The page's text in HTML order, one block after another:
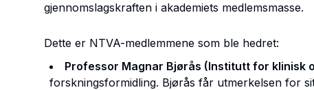
gjennomslagskraften i akademiets medlemsmasse.
Dette er NTVA-medlemmene som ble hedret:
Professor Magnar Bjørås (Institutt for klinisk
forskningsformidling. Bjørås får utmerkelsen for